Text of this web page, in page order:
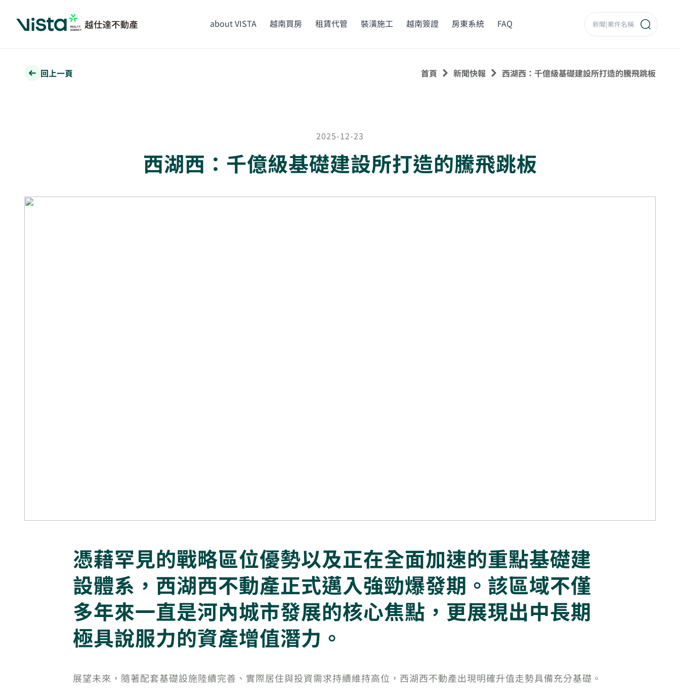
about VISTA 越南買房 租賃代管 裝潢施工 越南簽證 房東系統 FAQ
回上一頁 首頁 新聞快報 西湖西：千億級基礎建設所打造的騰飛跳板
2025-12-23
西湖西：千億級基礎建設所打造的騰飛跳板
憑藉罕見的戰略區位優勢以及正在全面加速的重點基礎建
設體系，西湖西不動產正式邁入強勁爆發期。該區域不僅
多年來一直是河內城市發展的核心焦點，更展現出中長期
極具說服力的資產增值潛力。
展望未來，隨著配套基礎設施陸續完善、實際居住與投資需求持續維持高位，西湖西不動產出現明確升值走勢具備充分基礎。